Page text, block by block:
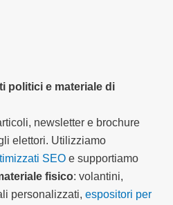
politici e materiale di
newsletter e brochure
elettori. Utilizziamo
SEO e supportiamo
fisico: volantini,
personalizzati, espositori per